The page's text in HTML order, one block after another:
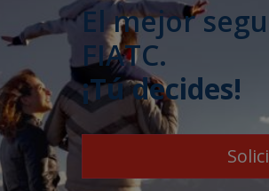
El mejor
FIATC.
¡Tú decides!